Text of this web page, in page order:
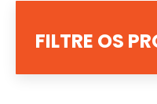
FILTRE OS